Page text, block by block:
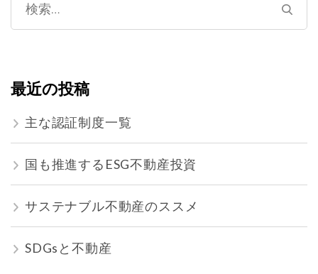
検
索:
最近の投稿
主な認証制度一覧
国も推進するESG不動産投資
サステナブル不動産のススメ
SDGsと不動産